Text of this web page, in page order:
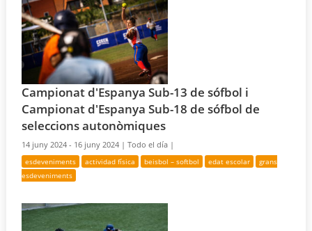
Campionat d'Espanya Sub-13 de sófbol i
Campionat d'Espanya Sub-18 de sófbol de
seleccions autonòmiques
14 juny 2024 - 16 juny 2024 |Todo el día |
esdeveniments actividad física beisbol – softbol edat escolar
grans
esdeveniments